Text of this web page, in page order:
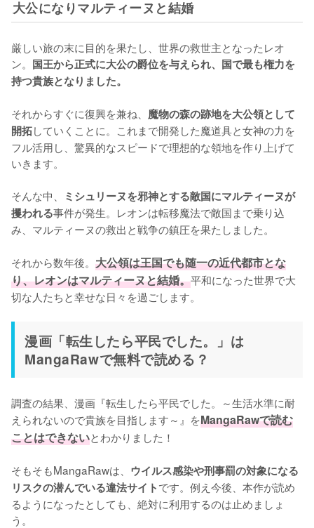
大公になりマルティーヌと結婚
厳しい旅の末に目的を果たし、世界の救世主となったレオ
ン。 国王から正式に大公の爵位を与えられ、国で最も権力を
持つ貴族となりました。
それからすぐに復興を兼ね、 魔物の森の跡地を大公領として
開拓していくことに。これまで開発した魔道具と女神の力を
フル活用し、驚異的なスピードで理想的な領地を作り上げて
いきます。
そんな中、
ミシュリーヌを邪神とする敵国にマルティーヌが
攫われる事件が発生。レオンは転移魔法で敵国まで乗り込
み、マルティーヌの救出と戦争の鎮圧を果たしました。
それから数年後。 大公領は王国でも随一の近代都市とな
り、レオンはマルティーヌと結婚。平和になった世界で大
切な人たちと幸せな日々を過ごします。
漫画「転生したら平民でした。」は
MangaRawで無料で読める？
調査の結果、漫画『転生したら平民でした。～生活水準に耐
えられないので貴族を目指します～』をMangaRawで読む
ことはできないとわかりました！
そもそもMangaRawは、 ウイルス感染や刑事罰の対象になる
リスクの潜んでいる違法サイトです。例え今後、本作が読め
るようになったとしても、絶対に利用するのは止めましょ
う。